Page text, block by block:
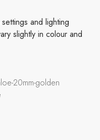
and lighting
slightly in colour and
20mm-golden